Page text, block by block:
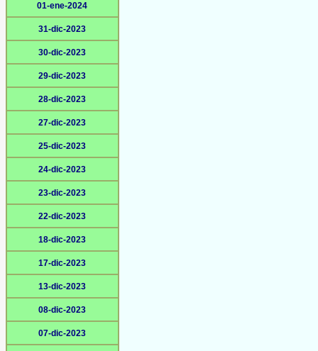
01-ene-2024
31-dic-2023
30-dic-2023
29-dic-2023
28-dic-2023
27-dic-2023
25-dic-2023
24-dic-2023
23-dic-2023
22-dic-2023
18-dic-2023
17-dic-2023
13-dic-2023
08-dic-2023
07-dic-2023